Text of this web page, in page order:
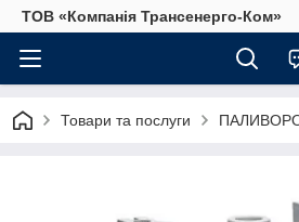
ТОВ «Компанія Трансенерго-Ком»
Товари та послуги